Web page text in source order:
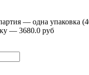
— одна упаковка
— 3680.0 руб